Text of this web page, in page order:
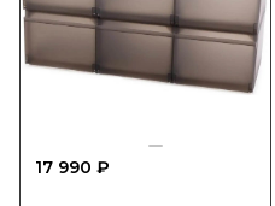
17 990 ₽